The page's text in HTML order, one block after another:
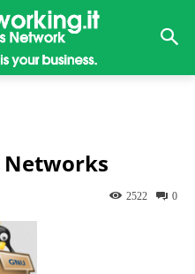
Networks
0
2522